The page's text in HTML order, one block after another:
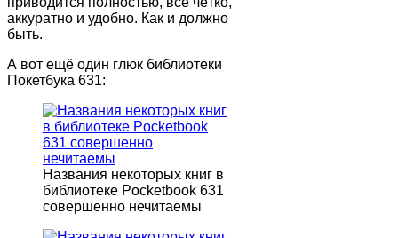
аккуратно и удобно. Как и должно
быть.
А вот ещё один глюк библиотеки
Покетбука 631:
Названия некоторых книг в
библиотеке Pocketbook 631
совершенно нечитаемы